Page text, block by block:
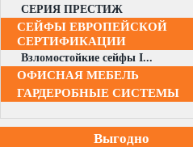
СЕРИЯ ПРЕСТИЖ
СЕЙФЫ ЕВРОПЕЙСКОЙ
СЕРТИФИКАЦИИ
Взломостойкие сейфы I...
ОФИСНАЯ МЕБЕЛЬ
ГАРДЕРОБНЫЕ СИСТЕМЫ
Выгодно